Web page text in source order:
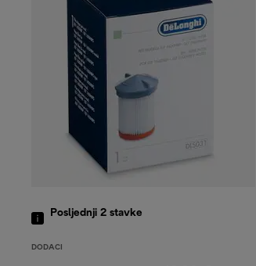
Posljednji 2 stavke
DODACI